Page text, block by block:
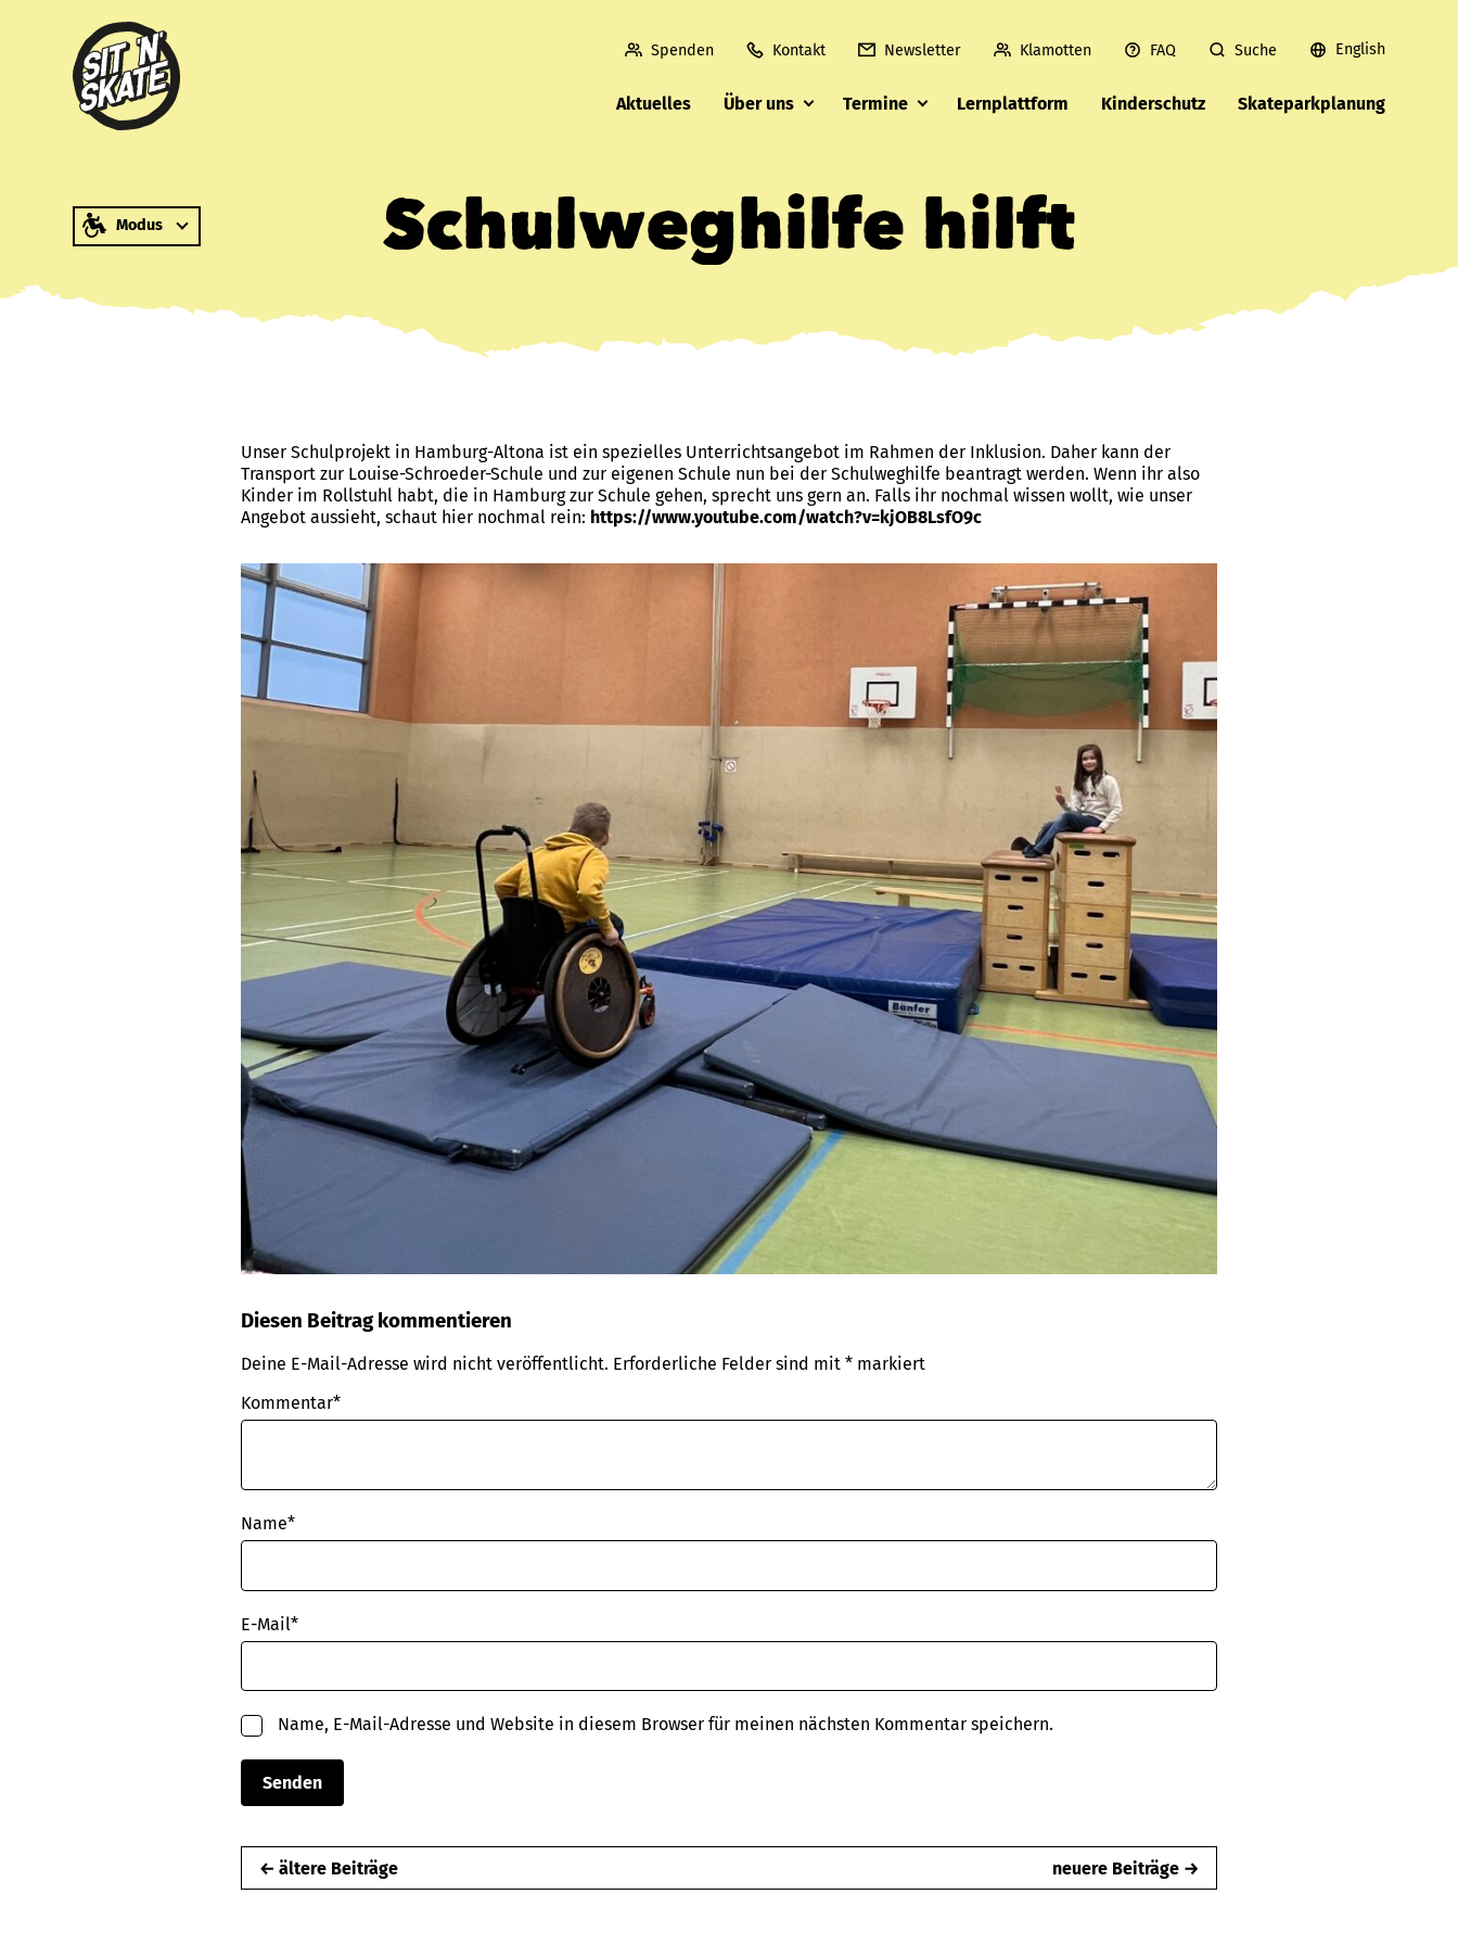
Modus
Aktuelles Über uns Termine Lernplattform Kinderschutz Skateparkplanung
Spenden Kontakt Newsletter Klamotten FAQ Suche English
Schulweghilfe hilft
Unser Schulprojekt in Hamburg-Altona ist ein spezielles Unterrichtsangebot im Rahmen der Inklusion. Daher kann der
Transport zur Louise-Schroeder-Schule und zur eigenen Schule nun bei der Schulweghilfe beantragt werden. Wenn ihr also
Kinder im Rollstuhl habt, die in Hamburg zur Schule gehen, sprecht uns gern an. Falls ihr nochmal wissen wollt, wie unser
Angebot aussieht, schaut hier nochmal rein: https://www.youtube.com/watch?v=kjOB8LsfO9c
Diesen Beitrag kommentieren
Deine E-Mail-Adresse wird nicht veröffentlicht. Erforderliche Felder sind mit * markiert
Kommentar*
Name*
E-Mail*
Name, E-Mail-Adresse und Website in diesem Browser für meinen nächsten Kommentar speichern.
← ältere Beiträge neuere Beiträge →